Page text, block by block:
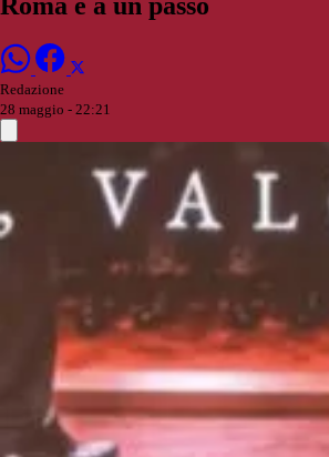
Redazione
28 maggio - 22:21